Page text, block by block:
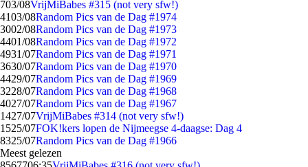
703/08VrijMiBabes #315 (not very sfw!)
4103/08Random Pics van de Dag #1974
3002/08Random Pics van de Dag #1973
4401/08Random Pics van de Dag #1972
4931/07Random Pics van de Dag #1971
3630/07Random Pics van de Dag #1970
4429/07Random Pics van de Dag #1969
3228/07Random Pics van de Dag #1968
4027/07Random Pics van de Dag #1967
1427/07VrijMiBabes #314 (not very sfw!)
1525/07FOK!kers lopen de Nijmeegse 4-daagse: Dag 4
8325/07Random Pics van de Dag #1966
Meest gelezen